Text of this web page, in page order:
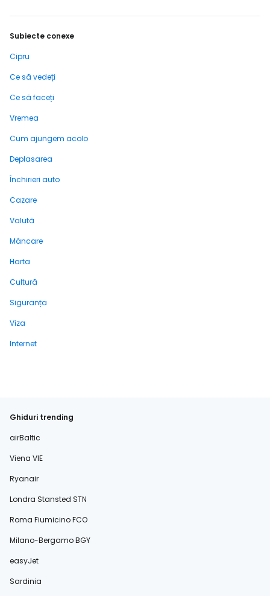
Subiecte conexe
Cipru
Ce să vedeți
Ce să faceți
Vremea
Cum ajungem acolo
Deplasarea
Închirieri auto
Cazare
Valută
Mâncare
Harta
Cultură
Siguranța
Viza
Internet
Ghiduri trending
airBaltic
Viena VIE
Ryanair
Londra Stansted STN
Roma Fiumicino FCO
Milano-Bergamo BGY
easyJet
Sardinia